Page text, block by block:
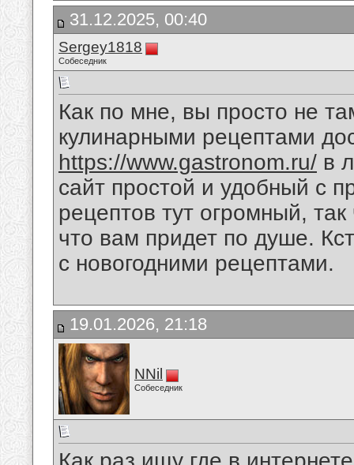
31.12.2025, 00:40
Sergey1818
Собеседник
Как по мне, вы просто не
кулинарными рецептами
https://www.gastronom.ru/ в
сайт простой и удобный с
рецептов тут огромный,
что вам придет по душе.
с новогодними рецептами.
19.01.2026, 21:18
NNil
Собеседник